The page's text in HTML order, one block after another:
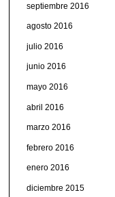
septiembre 2016
agosto 2016
julio 2016
junio 2016
mayo 2016
abril 2016
marzo 2016
febrero 2016
enero 2016
diciembre 2015